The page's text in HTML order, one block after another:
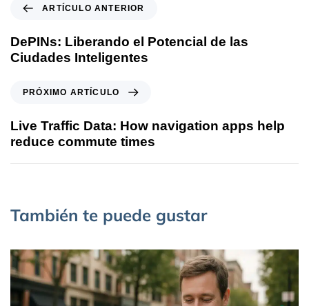
ARTÍCULO ANTERIOR
DePINs: Liberando el Potencial de las
Ciudades Inteligentes
PRÓXIMO ARTÍCULO
Live Traffic Data: How navigation apps help
reduce commute times
También te puede gustar